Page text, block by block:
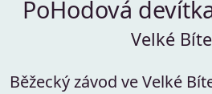
PoHodová
Velké
Běžecký závod ve Velké